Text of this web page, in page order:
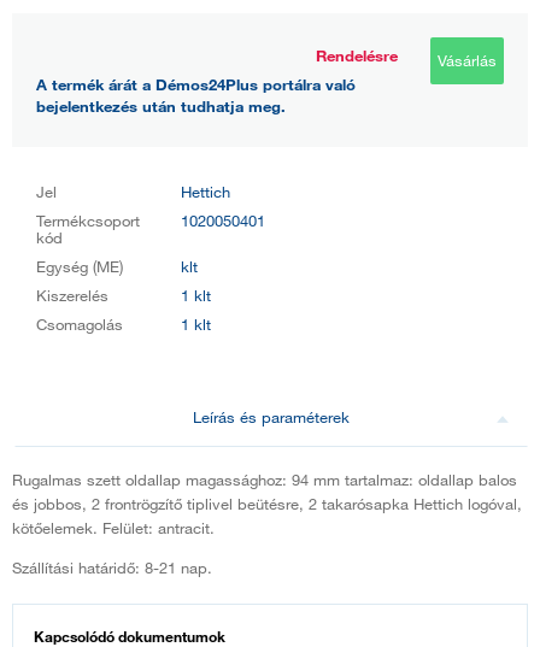
Rendelésre
A termék árát a Démos24Plus portálra való
bejelentkezés után tudhatja meg.
Vásárlás
Jel
Hettich
Termékcsoport
kód
1020050401
Egység (ME)
klt
Kiszerelés
1 klt
Csomagolás
1 klt
Leírás és paraméterek
Rugalmas szett oldallap magassághoz: 94 mm tartalmaz: oldallap balos
és jobbos, 2 frontrögzítő tiplivel beütésre, 2 takarósapka Hettich logóval,
kötőelemek. Felület: antracit.
Szállítási határidő: 8-21 nap.
Kapcsolódó dokumentumok